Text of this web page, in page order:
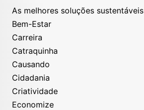
As melhores soluções sustentáveis
Bem-Estar
Carreira
Catraquinha
Causando
Cidadania
Criatividade
Economize